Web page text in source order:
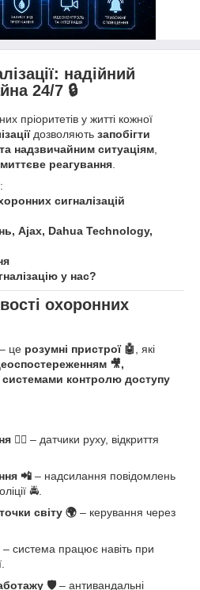
надійний
24/7 🔒
пріоритетів у житті кожної
дозволяють запобігти
надзвичайним ситуаціям
реагування
сигналізацій
Ajax, Dahua Technology,
у нас?
охоронних
це розумні пристрої 🤖, які
🎥,
контролю доступу
🚶‍♂️ – датчики руху, відкриття
📲 – надсилання повідомлень
🚔.
світу 🌍 – керування через
– система працює навіть при
🛡– антивандальні